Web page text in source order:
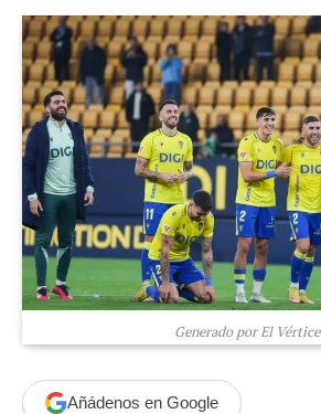
Generado por El Vértice
Añádenos en Google